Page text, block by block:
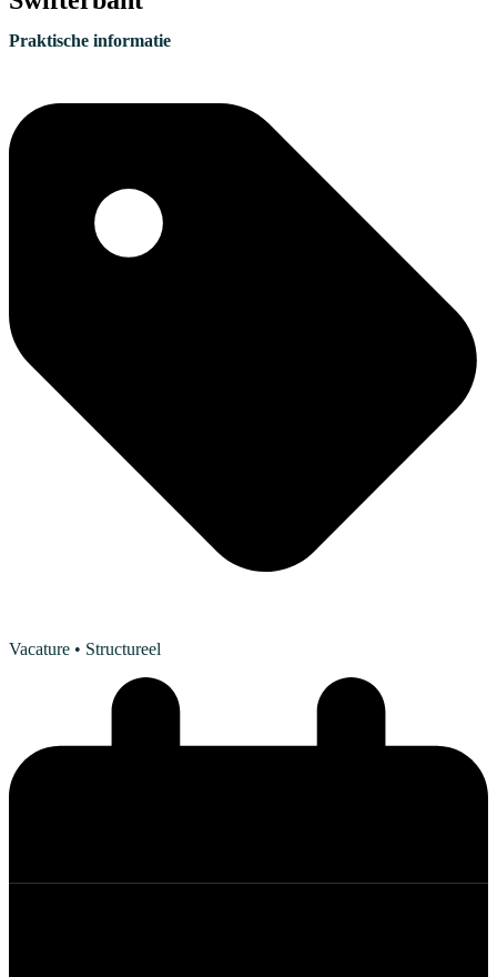
Praktische informatie
Vacature • Structureel